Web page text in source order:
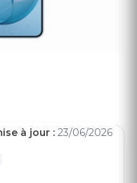
à jour : 23/06/2026